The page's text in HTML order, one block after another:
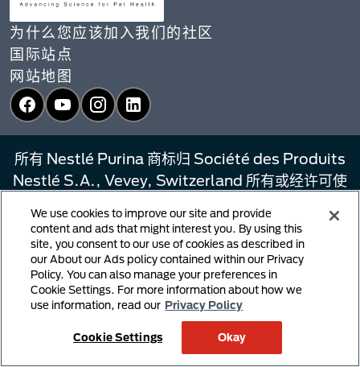
为什么您应该加入我们的社区
国际站点
网站地图
Facebook
YouTubeInstagram
LinkedIn
所有 Nestlé Purina 商标归 Société des Produits
Nestlé S.A., Vevey, Switzerland 所有或经许可使
条款和条件
收集通知
隐私政策
您的隐私选择
版权侵权通知
We use cookies to improve our site and provide
content and ads that might interest you. By using this
site, you consent to our use of cookies as described in
our About our Ads policy contained within our Privacy
Policy. You can also manage your preferences in
Cookie Settings. For more information about how we
use information, read our Privacy Policy
Cookie Settings Okay